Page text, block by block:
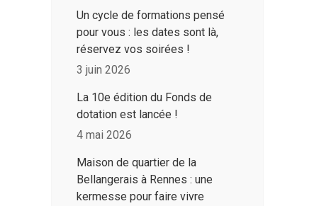
Un cycle de formations pensé
pour vous : les dates sont là,
réservez vos soirées !
3 juin 2026
La 10e édition du Fonds de
dotation est lancée !
4 mai 2026
Maison de quartier de la
Bellangerais à Rennes : une
kermesse pour faire vivre